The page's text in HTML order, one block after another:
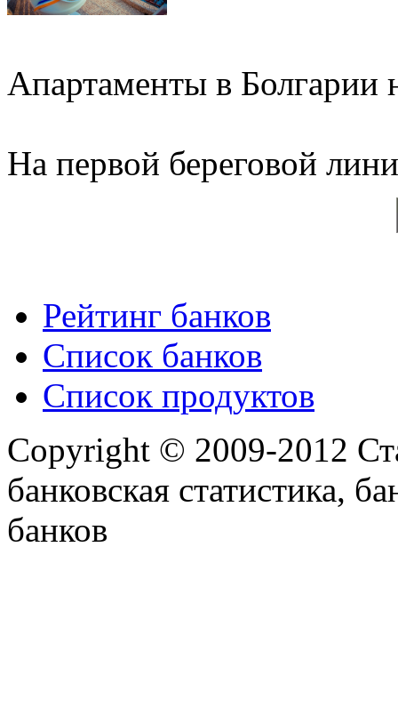
Апартаменты в Болгарии
На первой береговой
Рейтинг банков
Список банков
Список продуктов
Copyright © 2009-2012
банковская статистика,
банков